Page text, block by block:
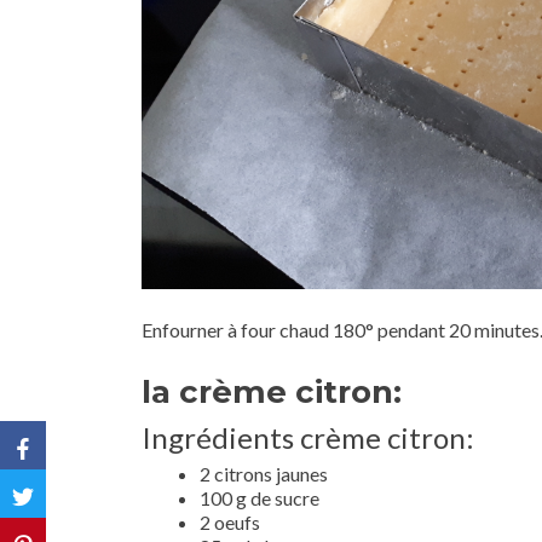
Enfourner à four chaud 180° pendant 20 minutes.
la crème citron:
Ingrédients crème citron:
2 citrons jaunes
100 g de sucre
2 oeufs